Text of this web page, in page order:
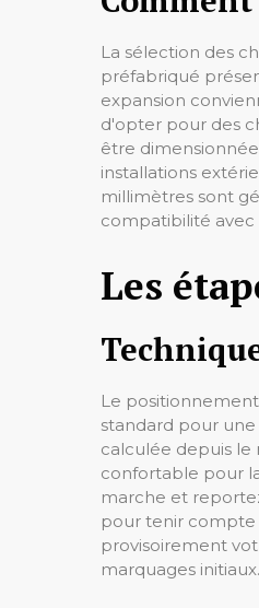
La sélection des
préfabriqué
expansion
d'opter pour des
être
installations
millimètres sont
compatibilité avec
Les
Le
standard pour
calculée depuis le
confortable pour
marche et
pour tenir compte
provisoirement
marquages initiaux.